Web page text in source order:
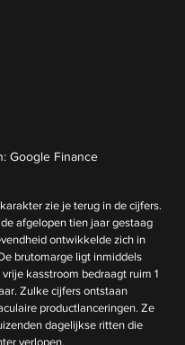
Google Finance
zie je terug in de cijfers.
afgelopen tien jaar gestaag
ontwikkelde zich in
brutomarge ligt inmiddels
vrije kasstroom bedraagt ruim 1
Zulke cijfers ontstaan
productlanceringen. Ze
dagelijkse ritten die
verlopen.